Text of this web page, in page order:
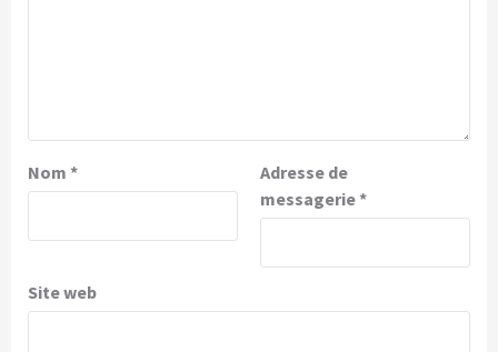
Nom *
Adresse de
messagerie*
Site web